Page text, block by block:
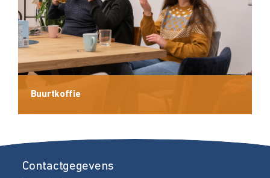
Buurtkoffie
Contactgegevens